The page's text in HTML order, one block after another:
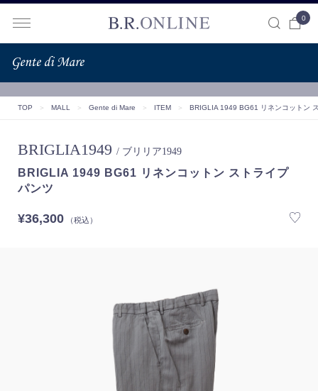
0
TOP ＞ MALL ＞ Gente di Mare ＞ ITEM ＞ BRIGLIA 1949 BG61 リネンコットン
BRIGLIA1949 / ブリリア1949
BRIGLIA 1949 BG61 リネンコットン ストライプ
パンツ
¥36,300（税込）